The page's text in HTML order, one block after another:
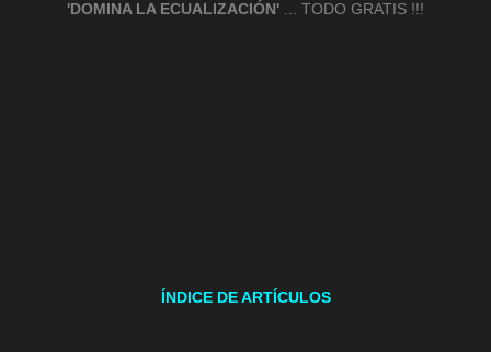
'DOMINA LA ECUALIZACIÓN' ... TODO GRATIS !!!
ÍNDICE DE ARTÍCULOS